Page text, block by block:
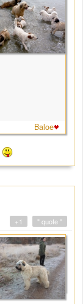
Baloe
" quote "
+1